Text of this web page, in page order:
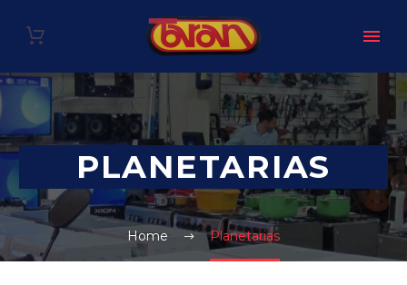
PLANETARIAS
Home Planetarias